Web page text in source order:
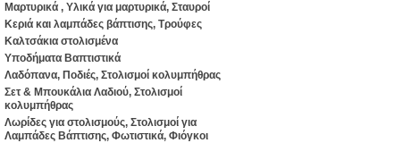
Μαρτυρικά , Υλικά για μαρτυρικά, Σταυροί
Κεριά και λαμπάδες βάπτισης, Τρούφες
Καλτσάκια στολισμένα
Υποδήματα Βαπτιστικά
Λαδόπανα, Ποδιές, Στολισμοί κολυμπήθρας
Σετ & Μπουκάλια Λαδιού, Στολισμοί
κολυμπήθρας
Λωρίδες για στολισμούς, Στολισμοί για
Λαμπάδες Βάπτισης, Φωτιστικά, Φιόγκοι